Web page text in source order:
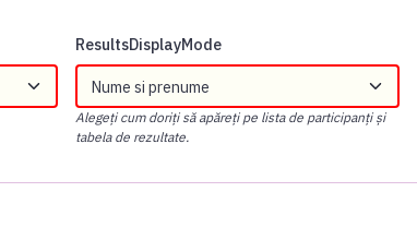
ResultsDisplayMode
Alegeți cum doriți să apăreți pe lista de participanți și
tabela de rezultate.